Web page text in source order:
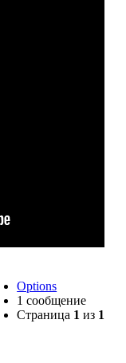
Options
1 сообщение
Страница 1 из 1